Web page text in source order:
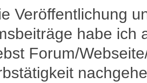
Veröffentlichung
habe ich
Forum/